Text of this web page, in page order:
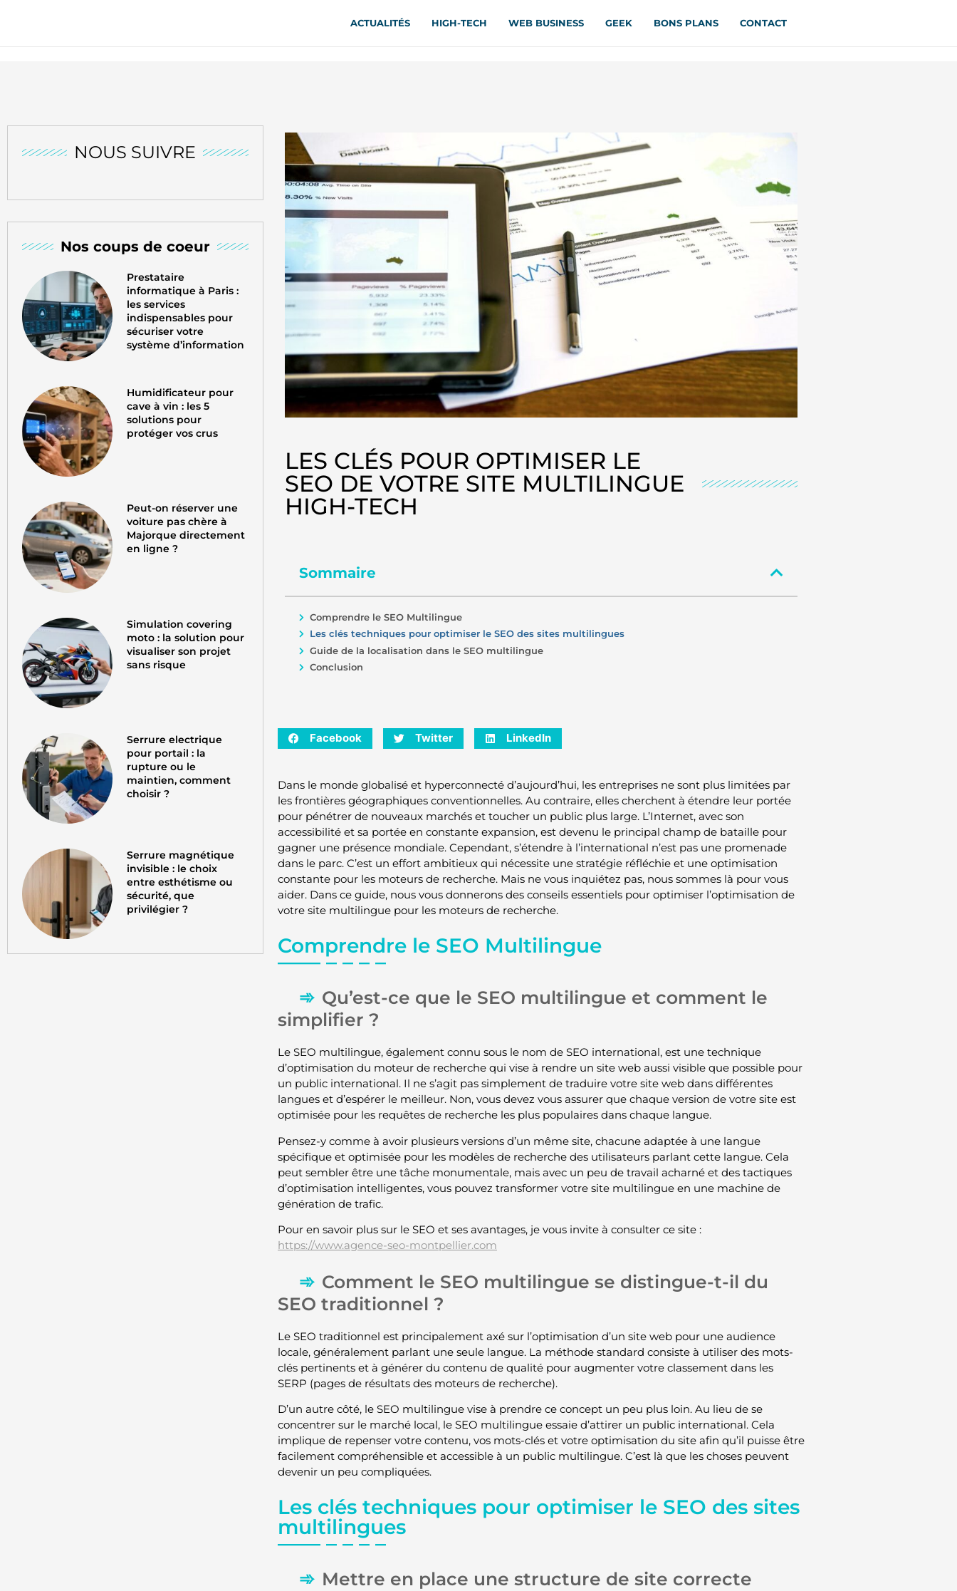
ACTUALITÉS HIGH-TECH WEB BUSINESS GEEK BONS PLANS CONTACT
NOUS SUIVRE
Nos coups de coeur
Prestataire
informatique à Paris :
les services
indispensables pour
sécuriser votre
système d’information
Humidificateur pour
cave à vin : les 5
solutions pour
protéger vos crus
Peut-on réserver une
voiture pas chère à
Majorque directement
en ligne ?
Simulation covering
moto : la solution pour
visualiser son projet
sans risque
Serrure electrique
pour portail : la
rupture ou le
maintien, comment
choisir ?
Serrure magnétique
invisible : le choix
entre esthétisme ou
sécurité, que
privilégier ?
LES CLÉS POUR OPTIMISER LE
SEO DE VOTRE SITE MULTILINGUE
HIGH-TECH
Sommaire
Comprendre le SEO Multilingue
Les clés techniques pour optimiser le SEO des sites multilingues
Guide de la localisation dans le SEO multilingue
Conclusion
Facebook Twitter LinkedIn
Dans le monde globalisé et hyperconnecté d’aujourd’hui, les entreprises ne sont plus limitées par
les frontières géographiques conventionnelles. Au contraire, elles cherchent à étendre leur portée
pour pénétrer de nouveaux marchés et toucher un public plus large. L’Internet, avec son
accessibilité et sa portée en constante expansion, est devenu le principal champ de bataille pour
gagner une présence mondiale. Cependant, s’étendre à l’international n’est pas une promenade
dans le parc. C’est un effort ambitieux qui nécessite une stratégie réfléchie et une optimisation
constante pour les moteurs de recherche. Mais ne vous inquiétez pas, nous sommes là pour vous
aider. Dans ce guide, nous vous donnerons des conseils essentiels pour optimiser l’optimisation de
votre site multilingue pour les moteurs de recherche.
Comprendre le SEO Multilingue
Qu’est-ce que le SEO multilingue et comment le
simplifier ?
Le SEO multilingue, également connu sous le nom de SEO international, est une technique
d’optimisation du moteur de recherche qui vise à rendre un site web aussi visible que possible pour
un public international. Il ne s’agit pas simplement de traduire votre site web dans différentes
langues et d’espérer le meilleur. Non, vous devez vous assurer que chaque version de votre site est
optimisée pour les requêtes de recherche les plus populaires dans chaque langue.
Pensez-y comme à avoir plusieurs versions d’un même site, chacune adaptée à une langue
spécifique et optimisée pour les modèles de recherche des utilisateurs parlant cette langue. Cela
peut sembler être une tâche monumentale, mais avec un peu de travail acharné et des tactiques
d’optimisation intelligentes, vous pouvez transformer votre site multilingue en une machine de
génération de trafic.
Pour en savoir plus sur le SEO et ses avantages, je vous invite à consulter ce site :
https://www.agence-seo-montpellier.com
Comment le SEO multilingue se distingue-t-il du
SEO traditionnel ?
Le SEO traditionnel est principalement axé sur l’optimisation d’un site web pour une audience
locale, généralement parlant une seule langue. La méthode standard consiste à utiliser des mots-
clés pertinents et à générer du contenu de qualité pour augmenter votre classement dans les
SERP (pages de résultats des moteurs de recherche).
D’un autre côté, le SEO multilingue vise à prendre ce concept un peu plus loin. Au lieu de se
concentrer sur le marché local, le SEO multilingue essaie d’attirer un public international. Cela
implique de repenser votre contenu, vos mots-clés et votre optimisation du site afin qu’il puisse être
facilement compréhensible et accessible à un public multilingue. C’est là que les choses peuvent
devenir un peu compliquées.
Les clés techniques pour optimiser le SEO des sites
multilingues
Mettre en place une structure de site correcte